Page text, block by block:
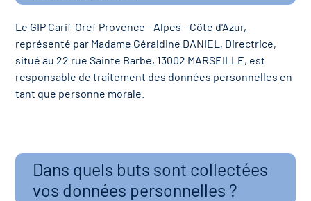
Le GIP Carif-Oref Provence - Alpes - Côte d'Azur,
représenté par Madame Géraldine DANIEL, Directrice,
situé au 22 rue Sainte Barbe, 13002 MARSEILLE, est
responsable de traitement des données personnelles en
tant que personne morale.
Dans quels buts sont collectées
vos données personnelles ?